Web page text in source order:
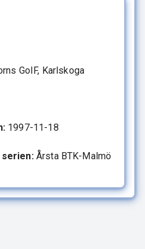
GoIF, Karlskoga
1997-11-18
serien:Årsta BTK-Malmö